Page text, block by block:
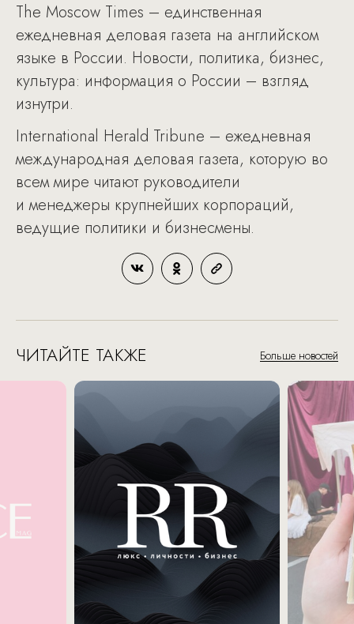
The Moscow Times – единственная
ежедневная деловая газета на английском
языке в России. Новости, политика, бизнес,
культура: информация о России – взгляд
изнутри.
International Herald Tribune – ежедневная
международная деловая газета, которую во
всем мире читают руководители
и менеджеры крупнейших корпораций,
ведущие политики и бизнесмены.
ЧИТАЙТЕ ТАКЖЕ Больше новостей